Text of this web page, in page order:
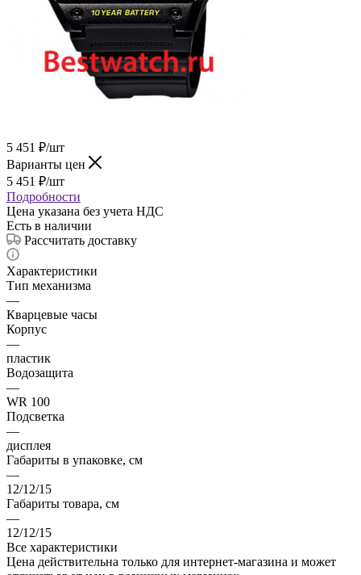
5 451 ₽/шт
Варианты цен
5 451 ₽/шт
Подробности
Цена указана без учета НДС
Есть в наличии
Рассчитать доставку
Характеристики
Тип механизма
—
Кварцевые часы
Корпус
—
пластик
Водозащита
—
WR 100
Подсветка
—
дисплея
Габариты в упаковке, см
—
12/12/15
Габариты товара, см
—
12/12/15
Все характеристики
Цена действительна только для интернет-магазина и может